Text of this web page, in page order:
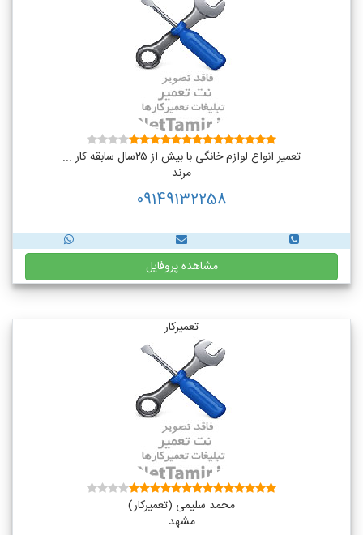
تعمیر انواع لوازم خانگی با بیش از ۲۵سال سابقه کار ...
مرند
09149132258
مشاهده پروفایل
تعمیرکار
محمد سلیمی (تعمیرکار)
مشهد